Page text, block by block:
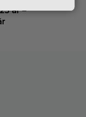
år –